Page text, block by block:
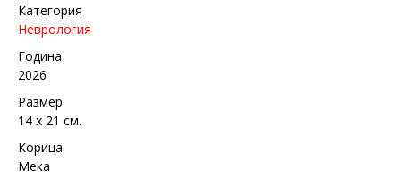
Категория
Неврология
Година
2026
Размер
14 х 21 см.
Корица
Мека